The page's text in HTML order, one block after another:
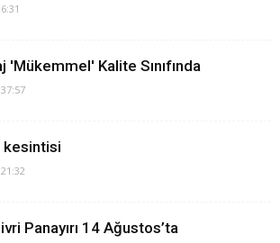
Kalite Sınıfında
Panayırı 14 Ağustos’ta